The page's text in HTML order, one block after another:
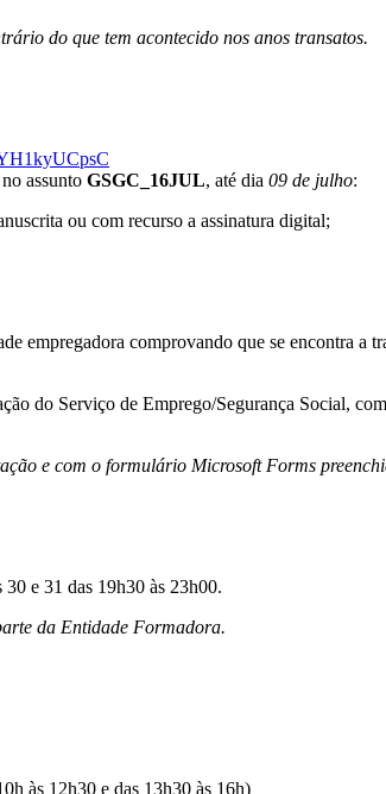
do que tem acontecido nos anos transatos.
assunto GSGC_16JUL, até dia 09 de julho:
ou com recurso a assinatura digital;
empregadora comprovando que se encontra a
do Serviço de Emprego/Segurança Social,
e com o formulário Microsoft Forms
e 31 das 19h30 às 23h00.
da Entidade Formadora.
às 12h30 e das 13h30 às 16h)